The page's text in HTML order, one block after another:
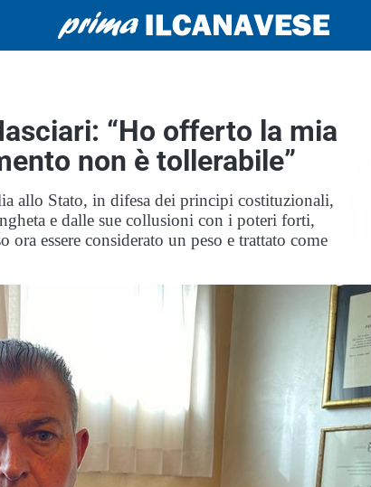
“Ho offerto la mia
non è tollerabile”
allo Stato, in difesa dei principi costituzionali,
e dalle sue collusioni con i poteri forti,
essere considerato un peso e trattato come